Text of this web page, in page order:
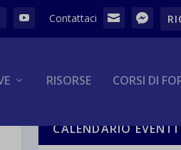
RISORSE CORSI DI
CALENDARIO EVENTI